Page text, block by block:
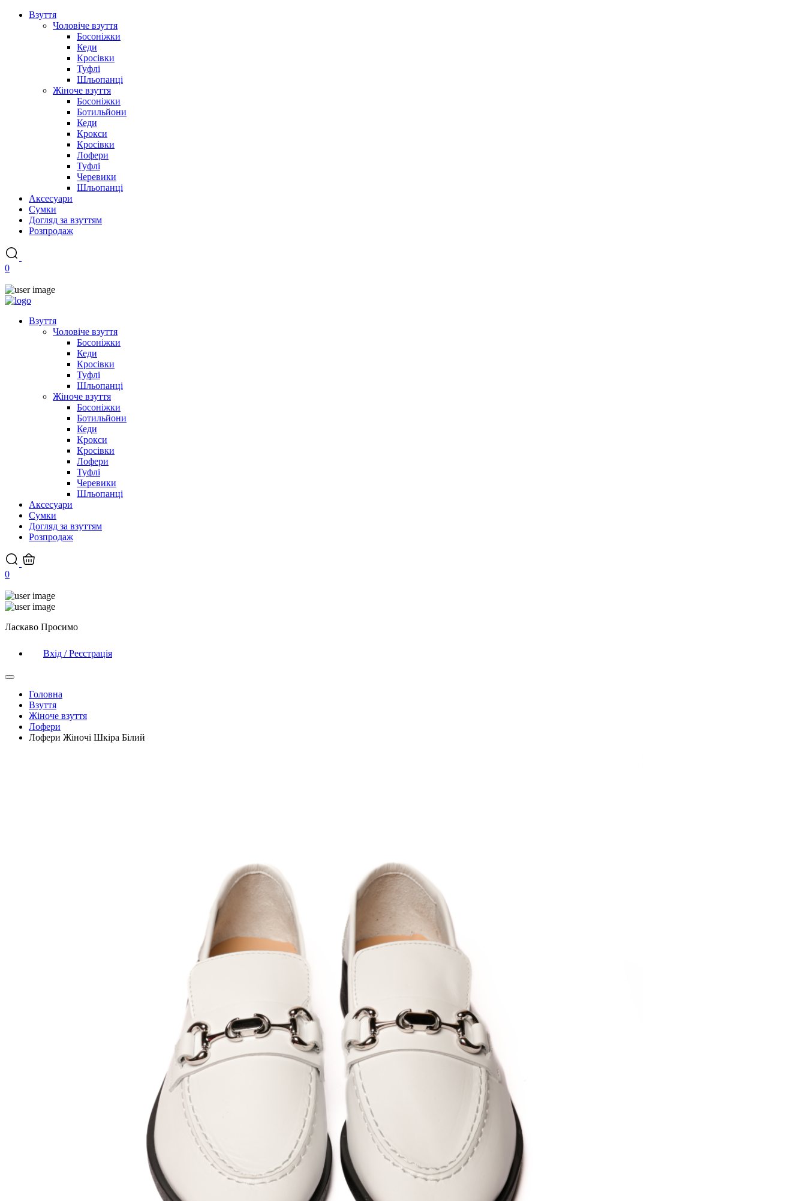
Взуття
Чоловіче взуття
Босоніжки
Кеди
Кросівки
Туфлі
Шльопанці
Жіноче взуття
Босоніжки
Ботильйони
Кеди
Крокси
Кросівки
Лофери
Туфлі
Черевики
Шльопанці
Аксесуари
Сумки
Догляд за взуттям
Розпродаж
0
Взуття
Чоловіче взуття
Босоніжки
Кеди
Кросівки
Туфлі
Шльопанці
Жіноче взуття
Босоніжки
Ботильйони
Кеди
Крокси
Кросівки
Лофери
Туфлі
Черевики
Шльопанці
Аксесуари
Сумки
Догляд за взуттям
Розпродаж
0
Ласкаво Просимо
Вхід / Реєстрація
Головна
Взуття
Жіноче взуття
Лофери
Лофери Жіночі Шкіра Білий